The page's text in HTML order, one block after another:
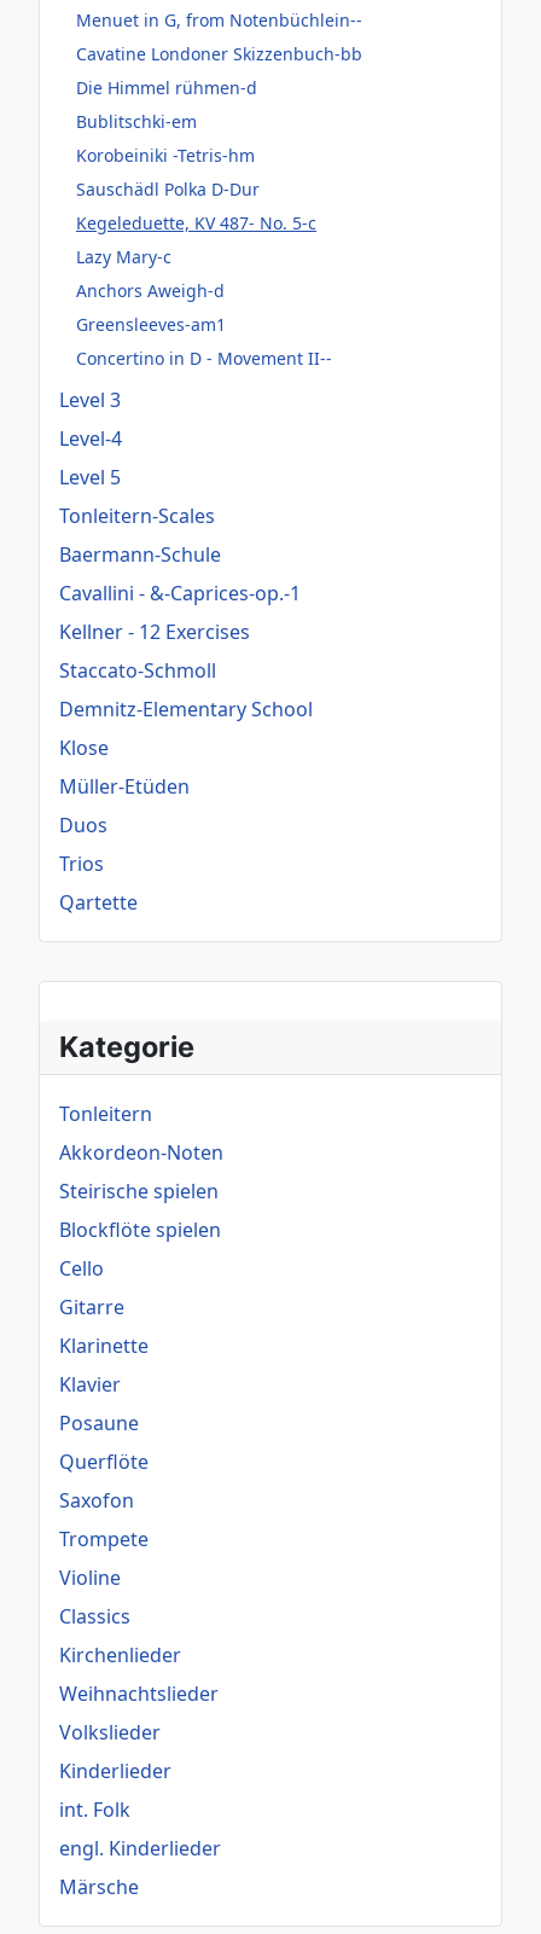
Kategorie
Tonleitern
Akkordeon-Noten
Steirische spielen
Blockflöte spielen
Cello
Gitarre
Klarinette
Klavier
Posaune
Querflöte
Saxofon
Trompete
Violine
Classics
Kirchenlieder
Weihnachtslieder
Volkslieder
Kinderlieder
int. Folk
engl. Kinderlieder
Märsche
Menuet in G, from Notenbüchlein--
Cavatine Londoner Skizzenbuch-bb
Die Himmel rühmen-d
Bublitschki-em
Korobeiniki -Tetris-hm
Sauschädl Polka D-Dur
Kegeleduette, KV 487- No. 5-c
Lazy Mary-c
Anchors Aweigh-d
Greensleeves-am1
Concertino in D - Movement II--
Level 3
Level-4
Level 5
Tonleitern-Scales
Baermann-Schule
Cavallini - &-Caprices-op.-1
Kellner - 12 Exercises
Staccato-Schmoll
Demnitz-Elementary School
Klose
Müller-Etüden
Duos
Trios
Qartette